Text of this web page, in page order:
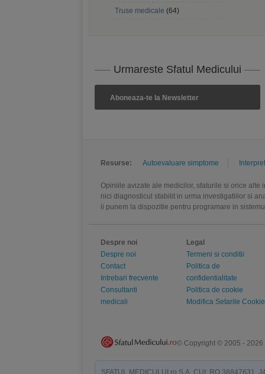
Truse medicale (64)
Urmareste Sfatul Medicului
Aboneaza-te la Newsletter
Resurse: Autoevaluare simptome
Opiniile avizate ale medicilor, sfaturile si orice
nici diagnosticul stabilit in urma investigatiilor si
ii punem la dispozitie pentru programare in
Despre noi
Despre noi
Contact
Intrebari frecvente
Consultanti
medicali
Legal
Termeni si conditii
Politica de
confidentialitate
Politica de cookie
Modifica Setarile Cookie
© Copyright © 2005 - 2026
SFATUL MEDICULUI.ro S.A, CUI: RO 38847631,